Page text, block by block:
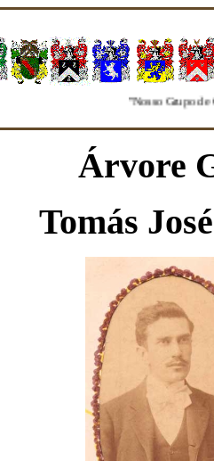
"Nosso Grupo de
Árvore
Tomás